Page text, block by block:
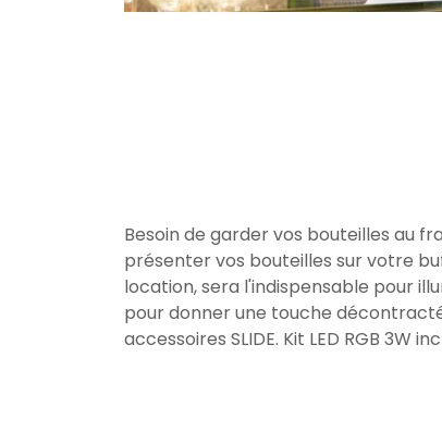
Besoin de garder vos bouteilles au
présenter vos bouteilles sur votre
location, sera l'indispensable pour
pour donner une touche
accessoires SLIDE. Kit LED RGB 3W